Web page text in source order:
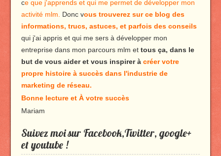
ce que j'apprends et qui me permet de développer mon
activité mlm.
Donc vous trouverez sur ce blog des
informations, trucs, astuces, et parfois des conseils
qui j'ai appris et qui me sers à développer mon
entreprise dans mon parcours mlm ettous ça, dans le
but de vous aider et vous inspirer à créer votre
propre histoire à succès dans l'industrie de
marketing de réseau.
Bonne lecture et À votre succès
Mariam
Suivez moi sur Facebook,Twitter, google+
et youtube !